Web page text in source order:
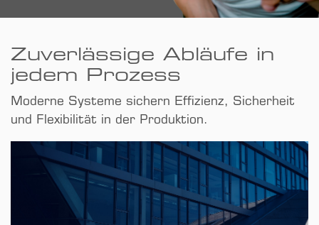
Zuverlässige Abläufe in
jedem Prozess
Moderne Systeme sichern Effizienz, Sicherheit
und Flexibilität in der Produktion.